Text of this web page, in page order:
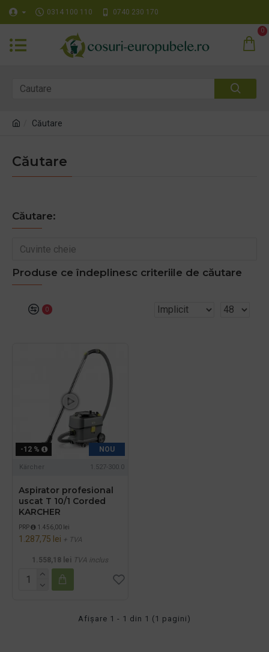
0314 100 110 0740 230 170
0
Căutare
Căutare
Căutare:
Produse ce îndeplinesc criteriile de căutare
0
NOU
-12 %
Kärcher 1.527-300.0
Aspirator profesional
uscat T 10/1 Corded
KARCHER
PRP 1.456,00 lei
1.287,75 lei + TVA
1.558,18 lei TVA inclus
Afişare 1 - 1 din 1 (1 pagini)